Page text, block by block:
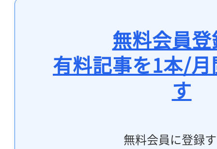
無料会員
有料記事を1本/
す
無料会員に登録